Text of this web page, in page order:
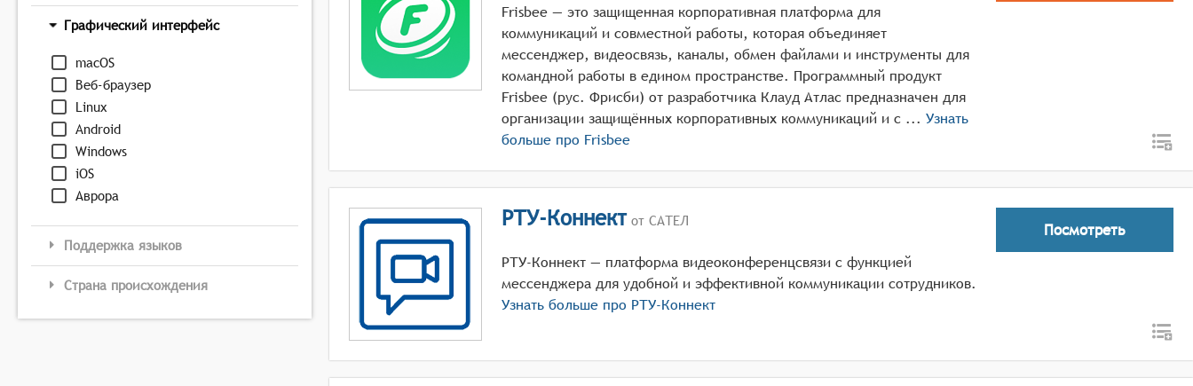
Графический интерфейс
macOS
Веб-браузер
Linux
Android
Windows
iOS
Аврора
Поддержка языков
Страна происхождения
Frisbee — это защищенная корпоративная платформа для
коммуникаций и совместной работы, которая объединяет
мессенджер, видеосвязь, каналы, обмен файлами и инструменты для
командной работы в едином пространстве. Программный продукт
Frisbee (рус. Фрисби) от разработчика Клауд Атлас предназначен для
организации защищённых корпоративных коммуникаций и с ... Узнать
больше про Frisbee
РТУ-Коннектот САТЕЛ
РТУ-Коннект — платформа видеоконференцсвязи с функцией
мессенджера для удобной и эффективной коммуникации сотрудников.
Узнать больше про РТУ-Коннект
Посмотреть